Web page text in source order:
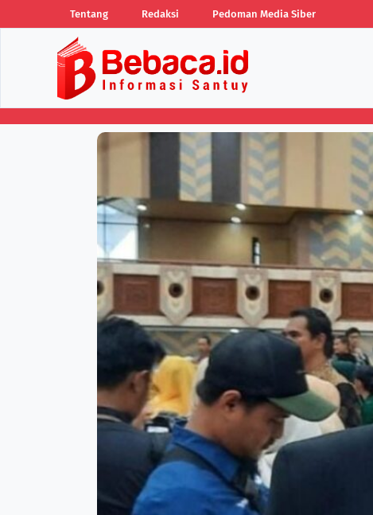
Tentang Redaksi Pedoman Media Siber